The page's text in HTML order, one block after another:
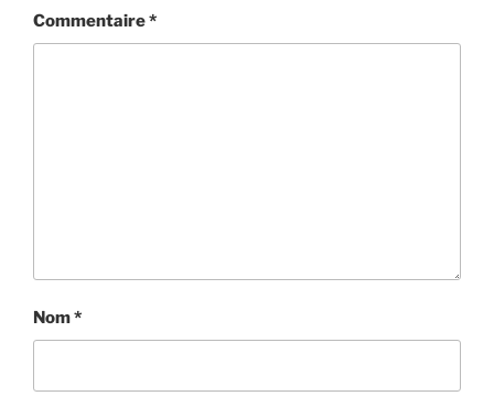
Commentaire*
Nom*